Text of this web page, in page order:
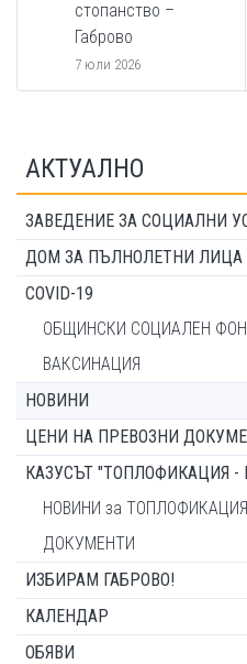
стопанство –
Габрово
7 юли 2026
АКТУАЛНО
ЗАВЕДЕНИЕ ЗА СОЦИАЛНИ
ДОМ ЗА ПЪЛНОЛЕТНИ
COVID-19
ОБЩИНСКИ СОЦИАЛЕН
ВАКСИНАЦИЯ
НОВИНИ
ЦЕНИ НА ПРЕВОЗНИ
КАЗУСЪТ "ТОПЛОФИКАЦИЯ -
НОВИНИ за ТОПЛОФИКАЦИЯ
ДОКУМЕНТИ
ИЗБИРАМ ГАБРОВО!
КАЛЕНДАР
ОБЯВИ